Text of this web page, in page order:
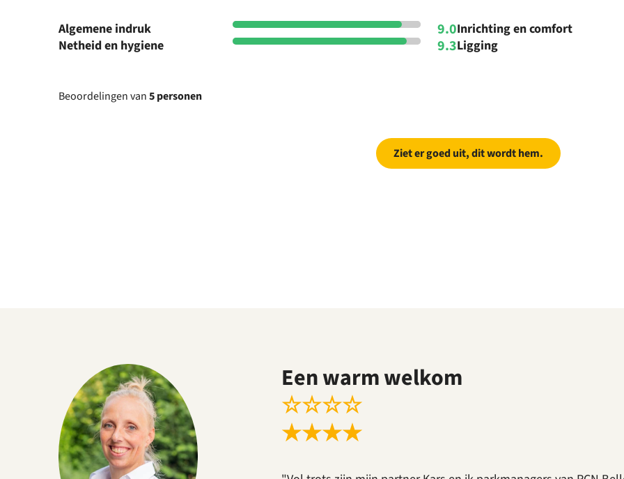
Algemene indruk 9.0Inrichting en comfort
Netheid en hygiene
9.3Ligging
Beoordelingen van5 personen
Ziet er goed uit, dit wordt hem.
Een warm welkom
☆☆☆☆
★★★★